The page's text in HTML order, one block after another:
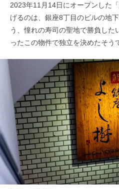
2023年11月14日にオープンした
げるのは、銀座8丁目のビルの地
う、憧れの寿司の聖地で勝負した
ったこの物件で独立を決めたそう